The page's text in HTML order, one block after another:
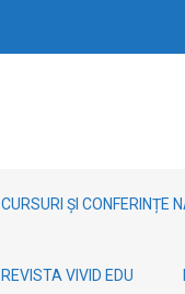
CURSURI ȘI CONFERINȚE
REVISTA VIVID EDU